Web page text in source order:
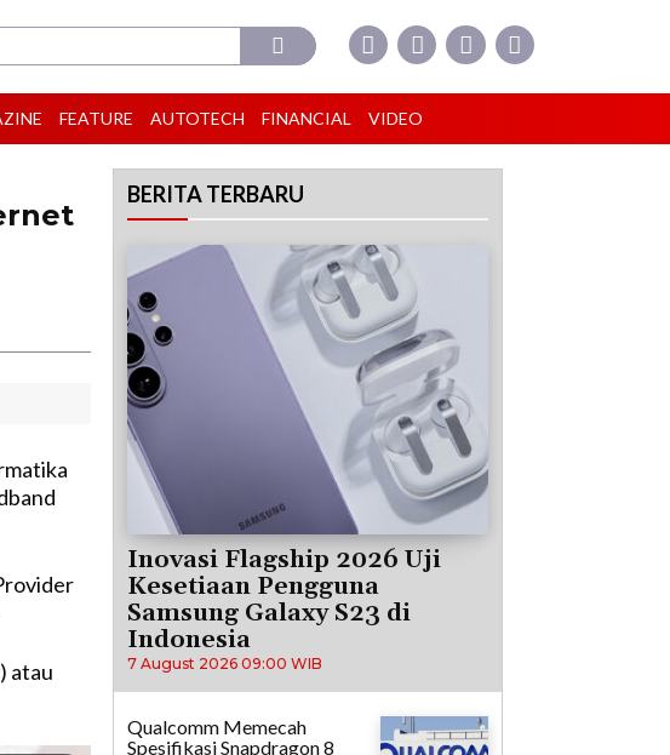
FEATURE AUTOTECH FINANCIAL VIDEO
atau
BERITA TERBARU
Inovasi Flagship 2026 Uji
Kesetiaan Pengguna
Samsung Galaxy S23 di
Indonesia
7 August 2026 09:00 WIB
Qualcomm Memecah
Spesifikasi Snapdragon 8